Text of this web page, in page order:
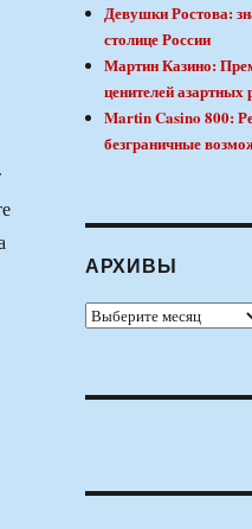
Девушки Ростова:
столице России
Мартин Казино:
ценителей азартных
Martin Casino 800:
безграничные
АРХИВЫ
Архивы